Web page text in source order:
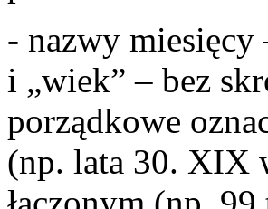
- nazwy miesięcy
i „wiek” – bez
porządkowe
(np. lata 30. XIX